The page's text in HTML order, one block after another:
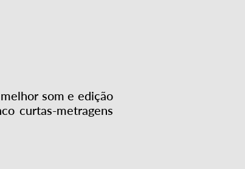
som e edição
curtas-metragens